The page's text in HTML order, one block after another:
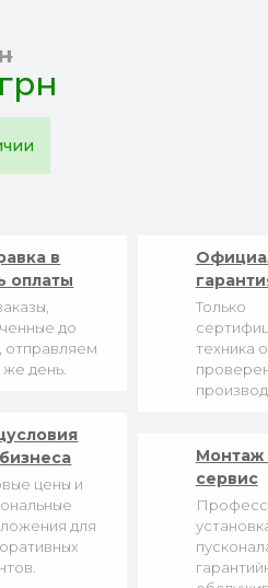
в
оплаты
до
отправляем
же день.
Только
техника
цены и
для
Монтаж
сервис